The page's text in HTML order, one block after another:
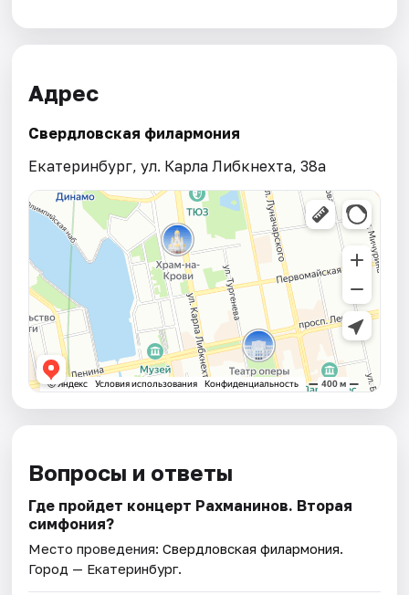
Адрес
Свердловская филармония
Екатеринбург, ул. Карла Либкнехта, 38а
Вопросы и ответы
Где пройдет концерт Рахманинов. Вторая
симфония?
Место проведения:Свердловская филармония.
Город — Екатеринбург.